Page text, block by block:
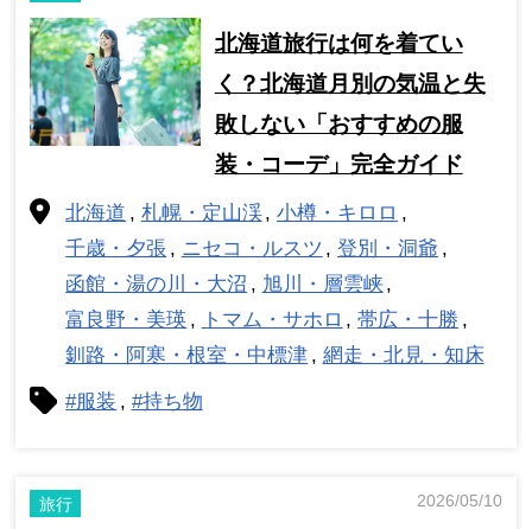
北海道旅行は何を着てい
く？北海道月別の気温と失
敗しない「おすすめの服
装・コーデ」完全ガイド
北海道 札幌・定山渓
小樽・キロロ
千歳・夕張
ニセコ・ルスツ
登別・洞爺
函館・湯の川・大沼
旭川・層雲峡
富良野・美瑛
トマム・サホロ
帯広・十勝
釧路・阿寒・根室・中標津
網走・北見・知床
#服装 #持ち物
旅行 2026/05/10